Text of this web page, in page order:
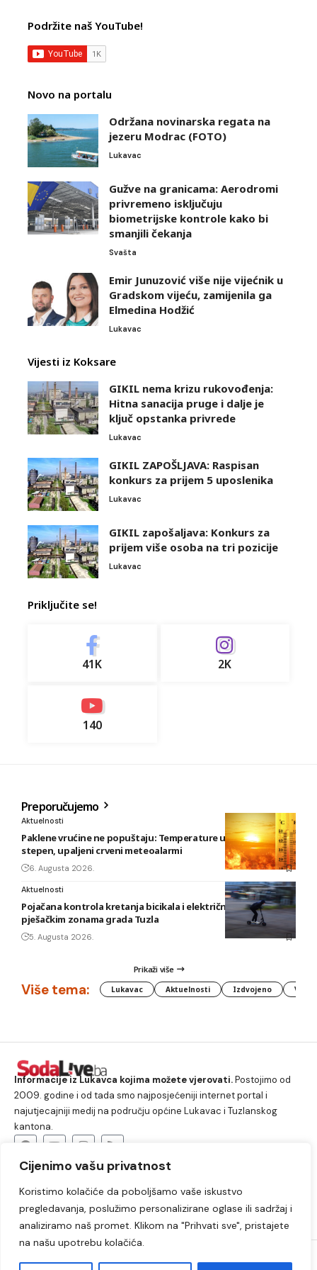
Cijenimo vašu privatnost
Koristimo kolačiće da poboljšamo vaše iskustvo
pregledavanja, poslužimo personalizirane oglase ili sadržaj i
analiziramo naš promet. Klikom na "Prihvati sve", pristajete
na našu upotrebu kolačića.
Podržite naš YouTube!
Novo na portalu
Održana novinarska regata na
jezeru Modrac (FOTO)
Lukavac
Gužve na granicama: Aerodromi
privremeno isključuju
biometrijske kontrole kako bi
smanjili čekanja
Svašta
Emir Junuzović više nije vijećnik u
Gradskom vijeću, zamijenila ga
Elmedina Hodžić
Lukavac
Vijesti iz Koksare
GIKIL nema krizu rukovođenja:
Hitna sanacija pruge i dalje je
ključ opstanka privrede
Lukavac
GIKIL ZAPOŠLJAVA: Raspisan
konkurs za prijem 5 uposlenika
Lukavac
GIKIL zapošaljava: Konkurs za
prijem više osoba na tri pozicije
Lukavac
Priključite se!
41K 2K
140
Preporučujemo
Aktuelnosti
Paklene vrućine ne popuštaju: Temperature u BiH i do 41
stepen, upaljeni crveni meteoalarmi
6. Augusta 2026.
Aktuelnosti
Pojačana kontrola kretanja bicikala i električnih romobila u
pješačkim zonama grada Tuzla
5. Augusta 2026.
Prikaži više
Više tema: Lukavac Aktuelnosti Izdvojeno
Informacije iz Lukavca kojima možete vjerovati.Postojimo od
2009. godine i od tada smo najposjećeniji internet portal i
najutjecajniji medij na području općine Lukavac i Tuzlanskog
kantona.
Lukavac Društvo Crna hronika
Sport
Kultura
Kolumne Slobodno vrijeme